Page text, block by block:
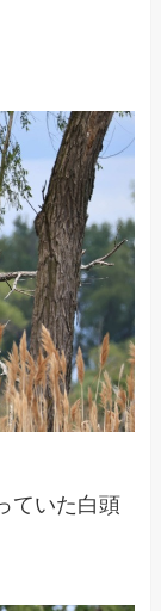
ていた白頭